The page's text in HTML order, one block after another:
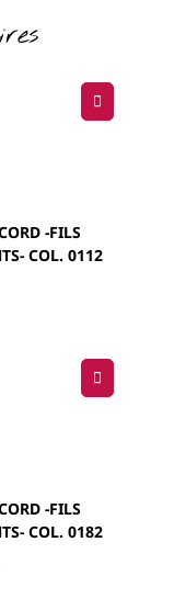
-FILS
COL. 0112
-FILS
COL. 0182